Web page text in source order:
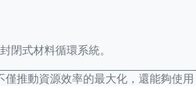
閉式材料循環系統。
僅推動資源效率的最大化，還能夠使用